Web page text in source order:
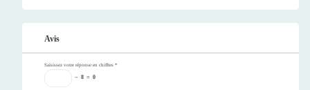
Avis
Saisissez votre réponse en chiffres *
− 8 = 0